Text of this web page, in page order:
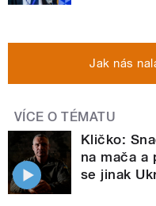
Jak nás
VÍCE O TÉMATU
Kličko:
na mača a
se jinak